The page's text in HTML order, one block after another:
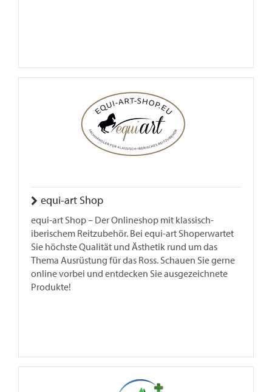
equi-art Shop
equi-art Shop – Der Onlineshop mit klassisch-
iberischem Reitzubehör. Bei equi-art Shoperwartet
Sie höchste Qualität und Ästhetik rund um das
Thema Ausrüstung für das Ross. Schauen Sie gerne
online vorbei und entdecken Sie ausgezeichnete
Produkte!